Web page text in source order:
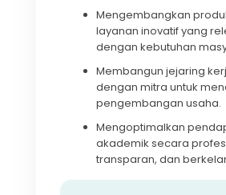
Mengembangkan
layanan inovatif yang
dengan kebutuhan
Membangun jejaring
dengan mitra untuk
pengembangan usaha.
Mengoptimalkan
akademik secara
transparan, dan